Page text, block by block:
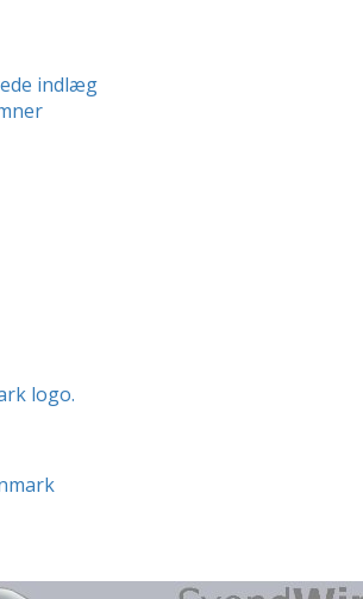
indlæg